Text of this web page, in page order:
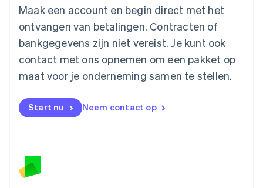
Maak een account en begin direct met het
ontvangen van betalingen. Contracten of
bankgegevens zijn niet vereist. Je kunt ook
contact met ons opnemen om een pakket op
maat voor je onderneming samen te stellen.
Start nu Neem contact op
English
Malta
English
Mexico
Nederland
NederlandsEnglish
English
Noorwegen
Polen
English